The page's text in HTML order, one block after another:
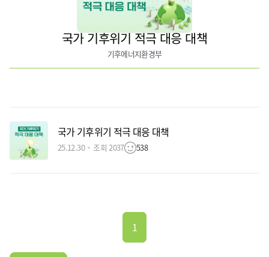
국가 기후위기 적극 대응 대책
기후에너지환경부
국가 기후위기 적극 대응 대책
25.12.30 조회 2037 538
1